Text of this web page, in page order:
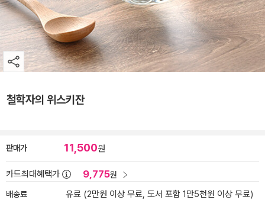
철학자의 위스키잔
판매가 11,500원
카드최대혜택가 9,775원
배송료 유료 (2만원 이상 무료, 도서 포함 1만5천원 이상 무료)